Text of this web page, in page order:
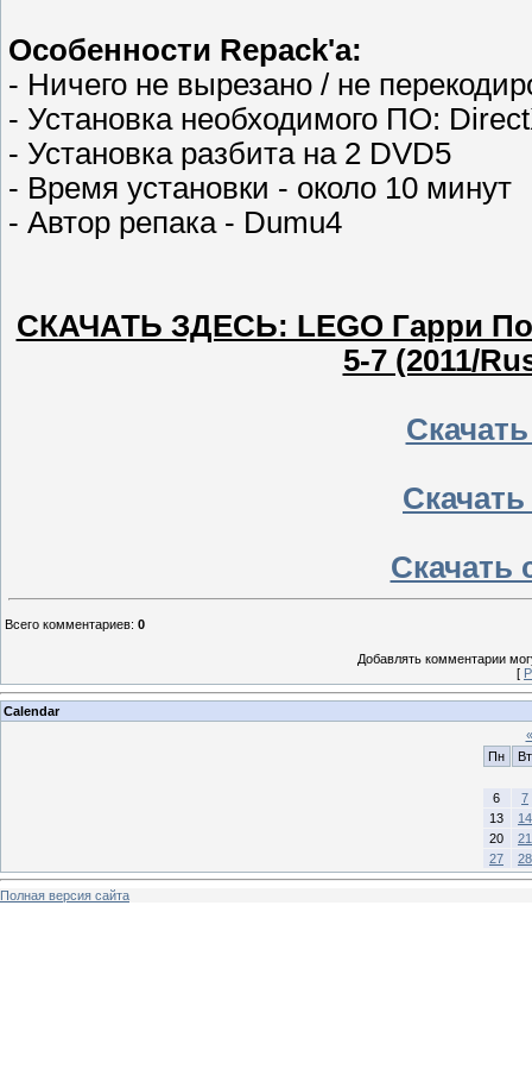
Особенности Repack'а:
- Ничего не вырезано / не
- Установка необходимого ПО:
- Установка разбита на 2 DVD5
- Время установки - около 10 минут
- Автор репака - Dumu4
СКАЧАТЬ ЗДЕСЬ: LEGO Гарри
5-7 (2011/
Скачать
Всего комментариев: 0
Добавлять комментарии
[
Calendar
«
Пн
Вт
6
7
13
14
20
21
27
28
Полная версия сайта